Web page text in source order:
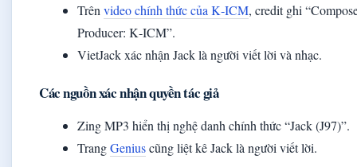
Trên video chính thức của K‑ICM, credit ghi
Producer: K‑ICM”.
VietJack xác nhận Jack là người viết lời và nhạc.
Các nguồn xác nhận quyền tác giả
Zing MP3 hiển thị nghệ danh chính thức “Jack (J97)”.
TrangGeniuscũng liệt kê Jack là người viết lời.